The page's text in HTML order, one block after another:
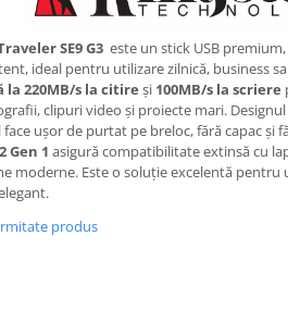
SE9 G3 este un stick USB
ideal pentru utilizare zilnică, business
la 220MB/s la citire și 100MB/s la scriere
clipuri video și proiecte mari.
face ușor de purtat pe breloc, fără capac și
Gen 1 asigură compatibilitate extinsă cu
moderne. Este o soluție excelentă
produs